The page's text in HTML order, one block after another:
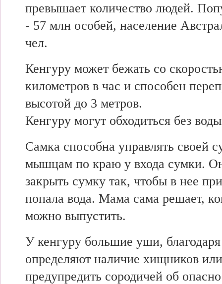
превышает количество людей.
- 57 млн особей, население
чел.
Кенгуру может бежать со
километров в час и способен
высотой до 3 метров.
Кенгуру могут обходиться без
Самка способна управлять своей
мышцам по краю у входа сумки.
закрыть сумку так, чтобы в нее
попала вода. Мама сама решает,
можно выпустить.
У кенгуру большие уши,
определяют наличие хищников
предупредить сородичей об